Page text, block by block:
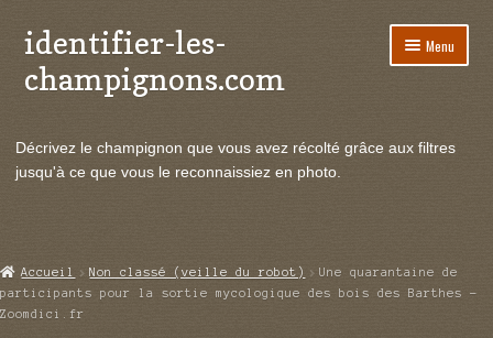
Aller
à
la
Aller
au
contenu
identifier-les-
champignons.com
Menu
le
Actualités
menu
enfant
Echanges et contacts
Ouvrir
le
Mycologie
Décrivez le champignon que vous avez récolté grâce aux filtres
jusqu'à ce que vous le reconnaissiez en photo.
Accueil Non classé (veille du robot)
Une quarantaine de
participants pour la sortie mycologique des bois des Barthes –
Zoomdici.fr